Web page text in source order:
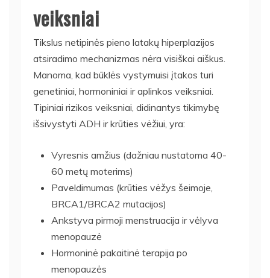
veiksniai
Tikslus netipinės pieno latakų hiperplazijos
atsiradimo mechanizmas nėra visiškai aiškus.
Manoma, kad būklės vystymuisi įtakos turi
genetiniai, hormoniniai ir aplinkos veiksniai.
Tipiniai rizikos veiksniai, didinantys tikimybę
išsivystyti ADH ir krūties vėžiui, yra:
Vyresnis amžius (dažniau nustatoma 40-
60 metų moterims)
Paveldimumas (krūties vėžys šeimoje,
BRCA1/BRCA2 mutacijos)
Ankstyva pirmoji menstruacija ir vėlyva
menopauzė
Hormoninė pakaitinė terapija po
menopauzės